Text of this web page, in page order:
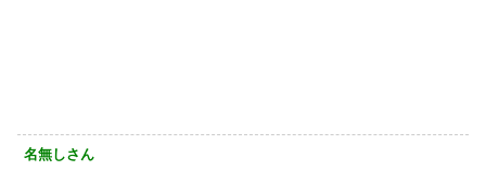
名無しさん